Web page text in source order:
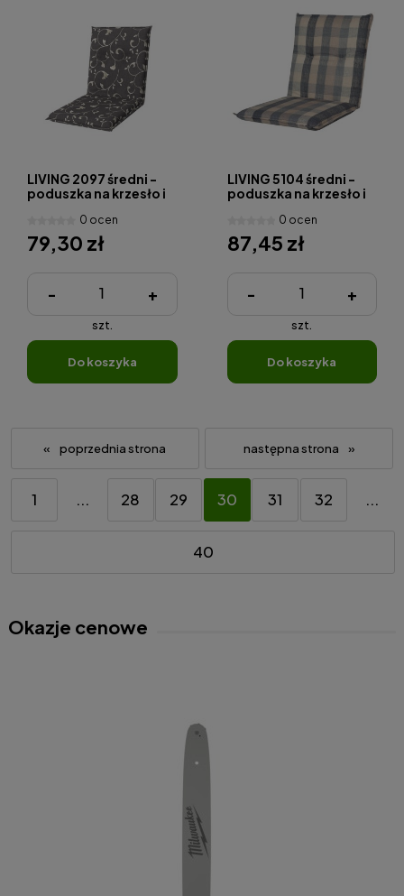
LIVING 2097 średni -
poduszka na krzesło i
0 ocen
79,30 zł
- +
szt.
do koszyka
LIVING 5104 średni -
poduszka na krzesło i
0 ocen
87,45 zł
- +
szt.
do koszyka
«
1 ... 28 29 30 31 32 ...
40
»
Okazje cenowe